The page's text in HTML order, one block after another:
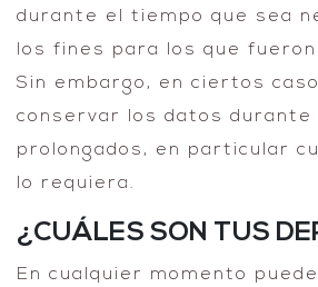
durante el tiempo que sea
los fines para los que
Sin embargo, en ciertos
conservar los datos durante
prolongados, en particular
lo requiera.
¿CUÁLES SON TUS
En cualquier momento